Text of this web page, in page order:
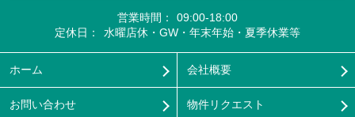
営業時間：
09:00-18:00
定休日：
水曜店休・GW・年末年始・夏季休業等
ホーム 会社概要
お問い合わせ 物件リクエスト